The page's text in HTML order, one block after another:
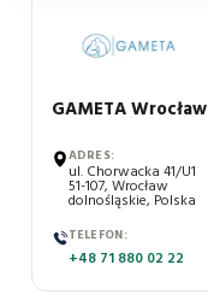
GAMETA Wrocław
ADRES:
ul. Chorwacka 41/U1
51-107, Wrocław
dolnośląskie, Polska
TELEFON:
+48 71 880 02 22